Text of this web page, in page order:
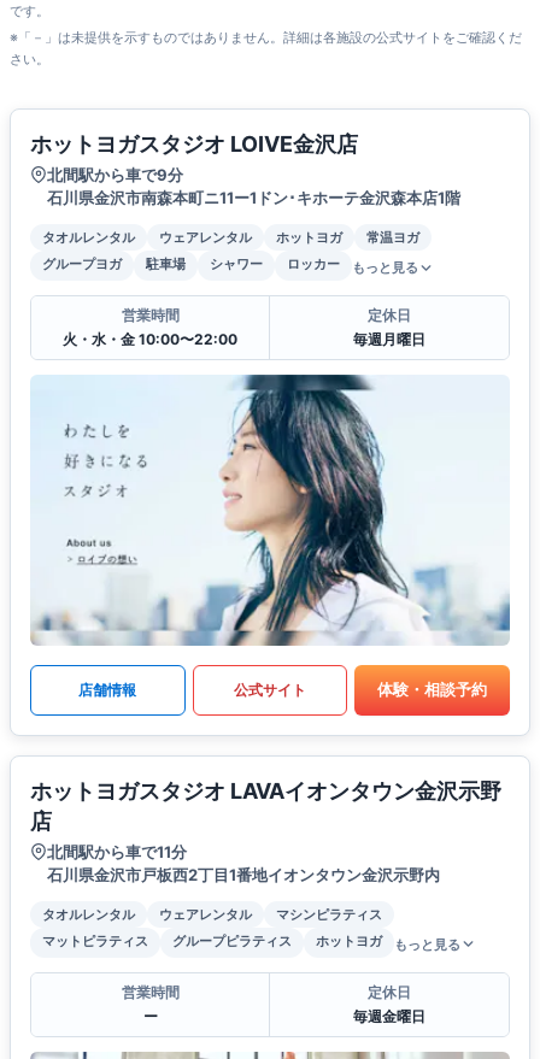
です。
※「－」は未提供を示すものではありません。詳細は各施設の公式サイトをご確認くだ
さい。
ホットヨガスタジオ LOIVE金沢店
北間駅から車で9分
石川県金沢市南森本町ニ11ー1ドン･キホーテ金沢森本店1階
タオルレンタル ウェアレンタル ホットヨガ
常温ヨガ
グループヨガ
駐車場 シャワー ロッカー もっと見る
営業時間
火・水・金 10:00〜22:00
定休日
毎週月曜日
店舗情報 公式サイト 体験・相談予約
ホットヨガスタジオ LAVAイオンタウン金沢示野
店
北間駅から車で11分
石川県金沢市戸板西2丁目1番地イオンタウン金沢示野内
タオルレンタル ウェアレンタル
マシンピラティス
マットピラティス
グループピラティス ホットヨガ もっと見る
営業時間
ー
定休日
毎週金曜日